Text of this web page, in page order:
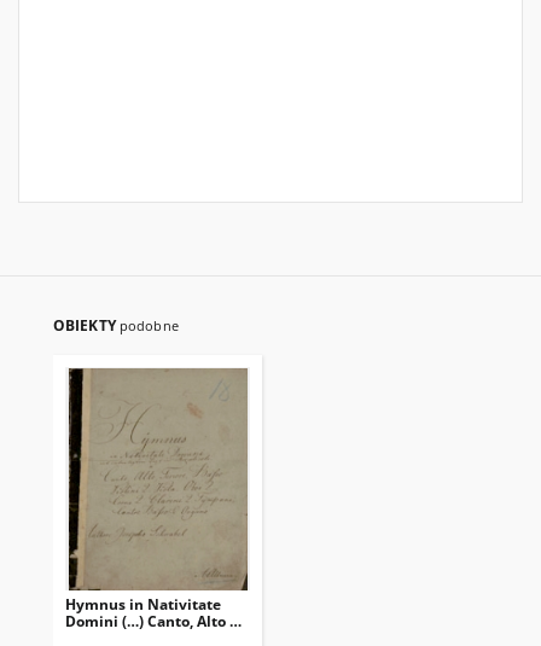
OBIEKTY podobne
Hymnus in Nativitate
Domini (…) Canto, Alto …